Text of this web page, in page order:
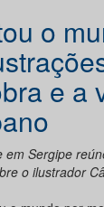
o
e a
em Sergipe
o ilustrador